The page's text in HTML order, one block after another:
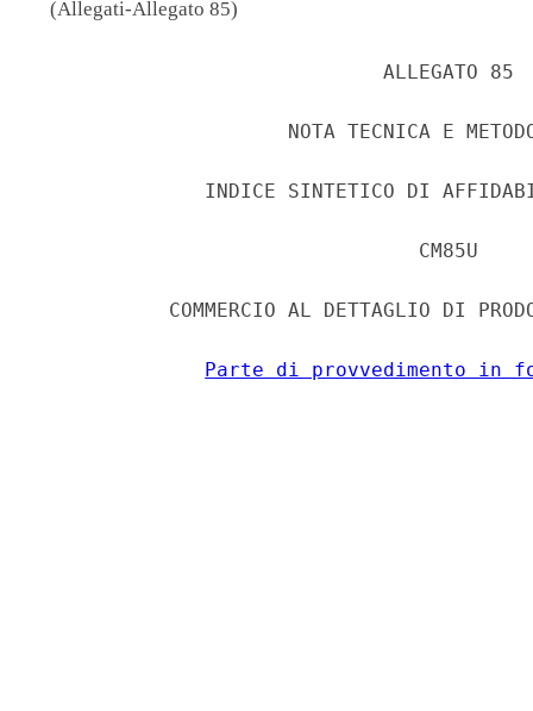
(Allegati-Allegato 85)
                             ALLEGATO 85
NOTA TECNICA E
INDICE SINTETICO DI
                                CM85U
COMMERCIO AL DETTAGLIO DI
Parte di provvedimento in